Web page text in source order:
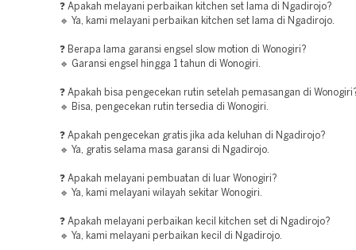
❓ Apakah melayani perbaikan kitchen set lama di Ngadirojo?
🔹 Ya, kami melayani perbaikan kitchen set lama di Ngadirojo.
❓ Berapa lama garansi engsel slow motion di Wonogiri?
🔹 Garansi engsel hingga 1 tahun di Wonogiri.
❓ Apakah bisa pengecekan rutin setelah pemasangan di
🔹 Bisa, pengecekan rutin tersedia di Wonogiri.
❓ Apakah pengecekan gratis jika ada keluhan di Ngadirojo?
🔹 Ya, gratis selama masa garansi di Ngadirojo.
❓ Apakah melayani pembuatan di luar Wonogiri?
🔹 Ya, kami melayani wilayah sekitar Wonogiri.
❓ Apakah melayani perbaikan kecil kitchen set di Ngadirojo?
🔹 Ya, kami melayani perbaikan kecil di Ngadirojo.